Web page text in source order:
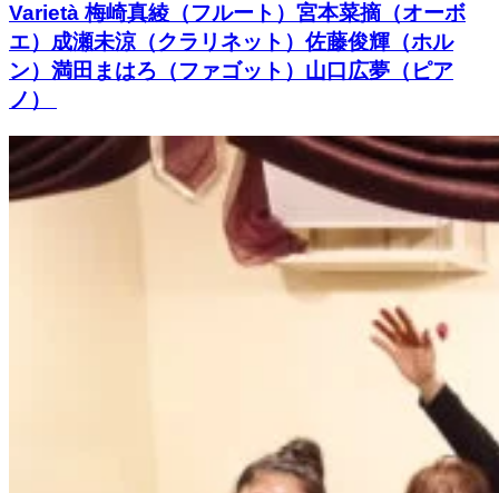
Varietà 梅崎真綾（フルート）宮本菜摘（オーボ
エ）成瀬未涼（クラリネット）佐藤俊輝（ホル
ン）満田まはろ（ファゴット）山口広夢（ピア
ノ）